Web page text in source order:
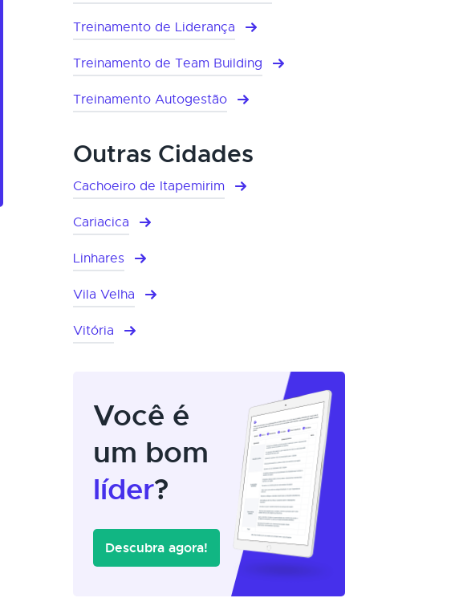
Treinamento de Liderança
Treinamento de Team Building
Treinamento Autogestão
Outras Cidades
Cachoeiro de Itapemirim
Cariacica
Linhares
Vila Velha
Vitória
Você é
um bom
líder?
Descubra agora!